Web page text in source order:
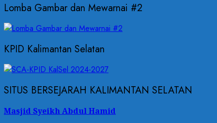
Lomba Gambar dan Mewarnai #2
KPID Kalimantan Selatan
SITUS BERSEJARAH KALIMANTAN SELATAN
Masjid Syeikh Abdul Hamid